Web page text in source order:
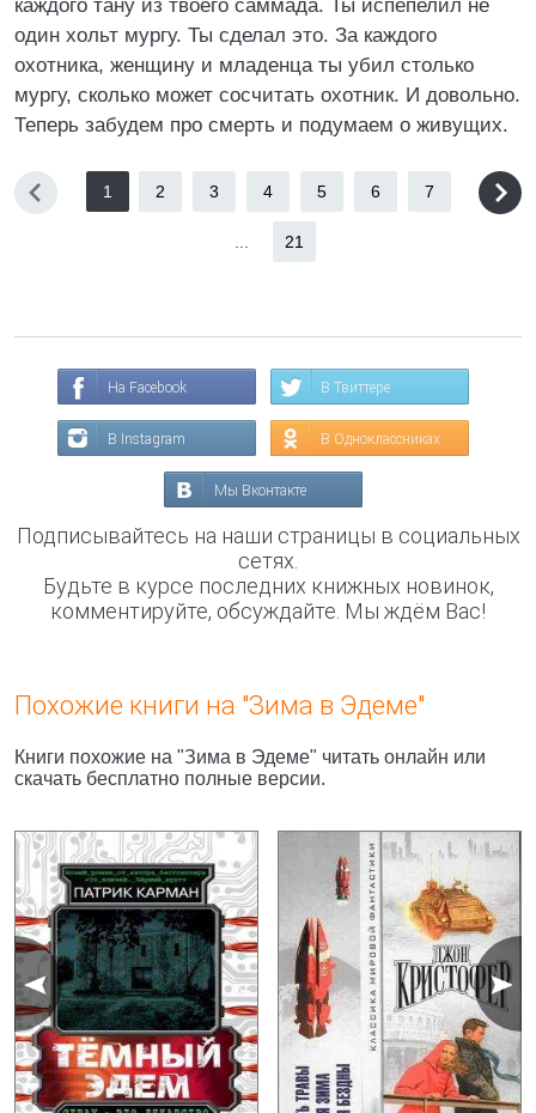
каждого тану из твоего саммада. Ты испепелил не
один хольт мургу. Ты сделал это. За каждого
охотника, женщину и младенца ты убил столько
мургу, сколько может сосчитать охотник. И довольно.
Теперь забудем про смерть и подумаем о живущих.
1 2 3 4 5 6 7
21
На Facebook В Твиттере
В Instagram В Одноклассниках
Мы Вконтакте
Подписывайтесь на наши страницы в социальных
сетях.
Будьте в курсе последних книжных новинок,
комментируйте, обсуждайте. Мы ждём Вас!
Похожие книги на "Зима в Эдеме"
Книги похожие на "Зима в Эдеме" читать онлайн или
скачать бесплатно полные версии.